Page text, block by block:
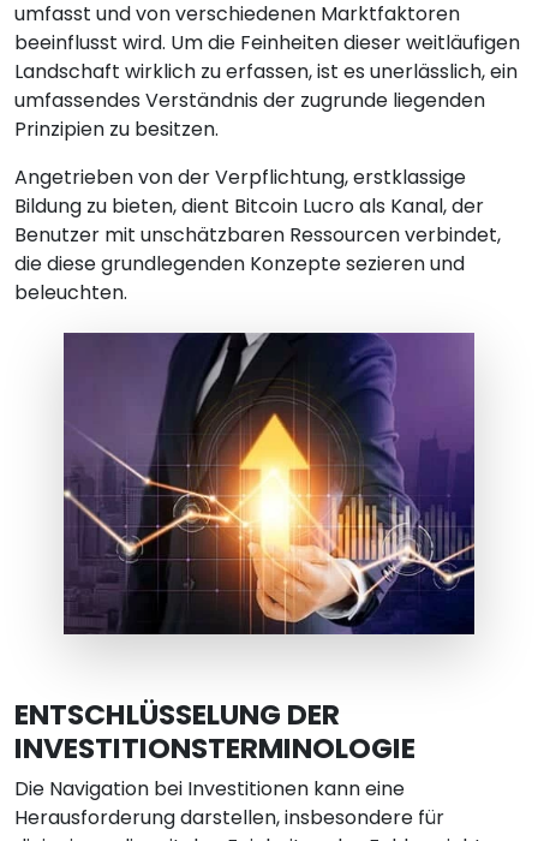
umfasst und von verschiedenen Marktfaktoren
beeinflusst wird. Um die Feinheiten dieser weitläufigen
Landschaft wirklich zu erfassen, ist es unerlässlich, ein
umfassendes Verständnis der zugrunde liegenden
Prinzipien zu besitzen.
Angetrieben von der Verpflichtung, erstklassige
Bildung zu bieten, dient Bitcoin Lucro als Kanal, der
Benutzer mit unschätzbaren Ressourcen verbindet,
die diese grundlegenden Konzepte sezieren und
beleuchten.
ENTSCHLÜSSELUNG DER
INVESTITIONSTERMINOLOGIE
Die Navigation bei Investitionen kann eine
Herausforderung darstellen, insbesondere für